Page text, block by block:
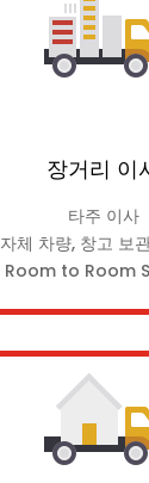
장거리 이
타주 이사
자체 차량, 창고 보
Room to Room